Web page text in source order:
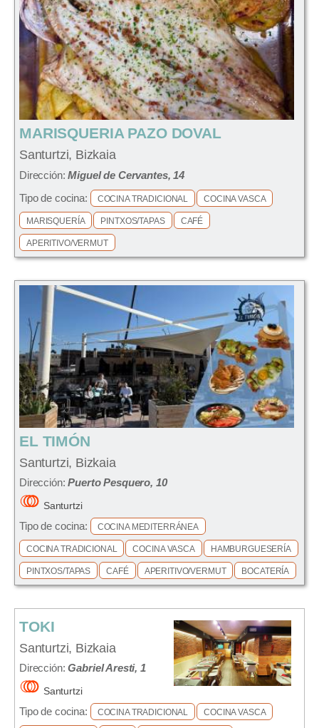
MARISQUERIA PAZO DOVAL
Santurtzi, Bizkaia
Dirección:Miguel de Cervantes, 14
Tipo de cocina:
COCINA TRADICIONAL COCINA VASCA
MARISQUERÍA PINTXOS/TAPAS CAFÉ
APERITIVO/VERMUT
EL TIMÓN
Santurtzi, Bizkaia
Dirección:Puerto Pesquero, 10
Santurtzi
Tipo de cocina:
COCINA MEDITERRÁNEA
COCINA TRADICIONAL COCINA VASCA HAMBURGUESERÍA
PINTXOS/TAPAS CAFÉ APERITIVO/VERMUT BOCATERÍA
TOKI
Santurtzi, Bizkaia
Dirección:Gabriel Aresti, 1
Santurtzi
Tipo de cocina:
COCINA TRADICIONAL COCINA VASCA